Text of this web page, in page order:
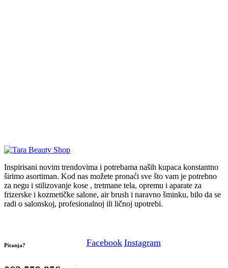
Inspirisani novim trendovima i potrebama naših kupaca konstantno
širimo asortiman. Kod nas možete pronaći sve što vam je potrebno
za negu i stilizovanje kose , tretmane tela, opremu i aparate za
frizerske i kozmetičke salone, air brush i naravno šminku, bilo da se
radi o salonskoj, profesionalnoj ili ličnoj upotrebi.
Pitanja? Facebook Instagram